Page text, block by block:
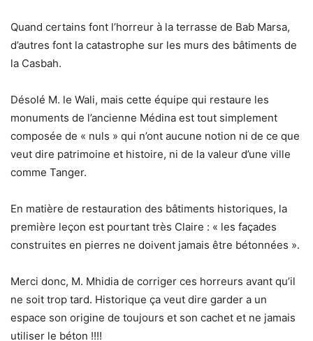
Quand certains font l’horreur à la terrasse de Bab Marsa,
d’autres font la catastrophe sur les murs des bâtiments de
la Casbah.
Désolé M. le Wali, mais cette équipe qui restaure les
monuments de l’ancienne Médina est tout simplement
composée de « nuls » qui n’ont aucune notion ni de ce que
veut dire patrimoine et histoire, ni de la valeur d’une ville
comme Tanger.
En matière de restauration des bâtiments historiques, la
première leçon est pourtant très Claire : « les façades
construites en pierres ne doivent jamais être bétonnées ».
Merci donc, M. Mhidia de corriger ces horreurs avant qu’il
ne soit trop tard. Historique ça veut dire garder a un
espace son origine de toujours et son cachet et ne jamais
utiliser le béton !!!!